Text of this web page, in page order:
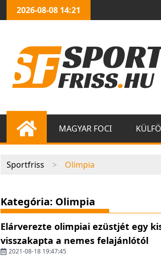
2026-08-08 14:21
MAGYAR FOCI
Sportfriss > Olimpia
Kategória: Olimpia
Elárverezte olimpiai ezüstjét egy
visszakapta a nemes felajánlótól
2021-08-18 19:47:45